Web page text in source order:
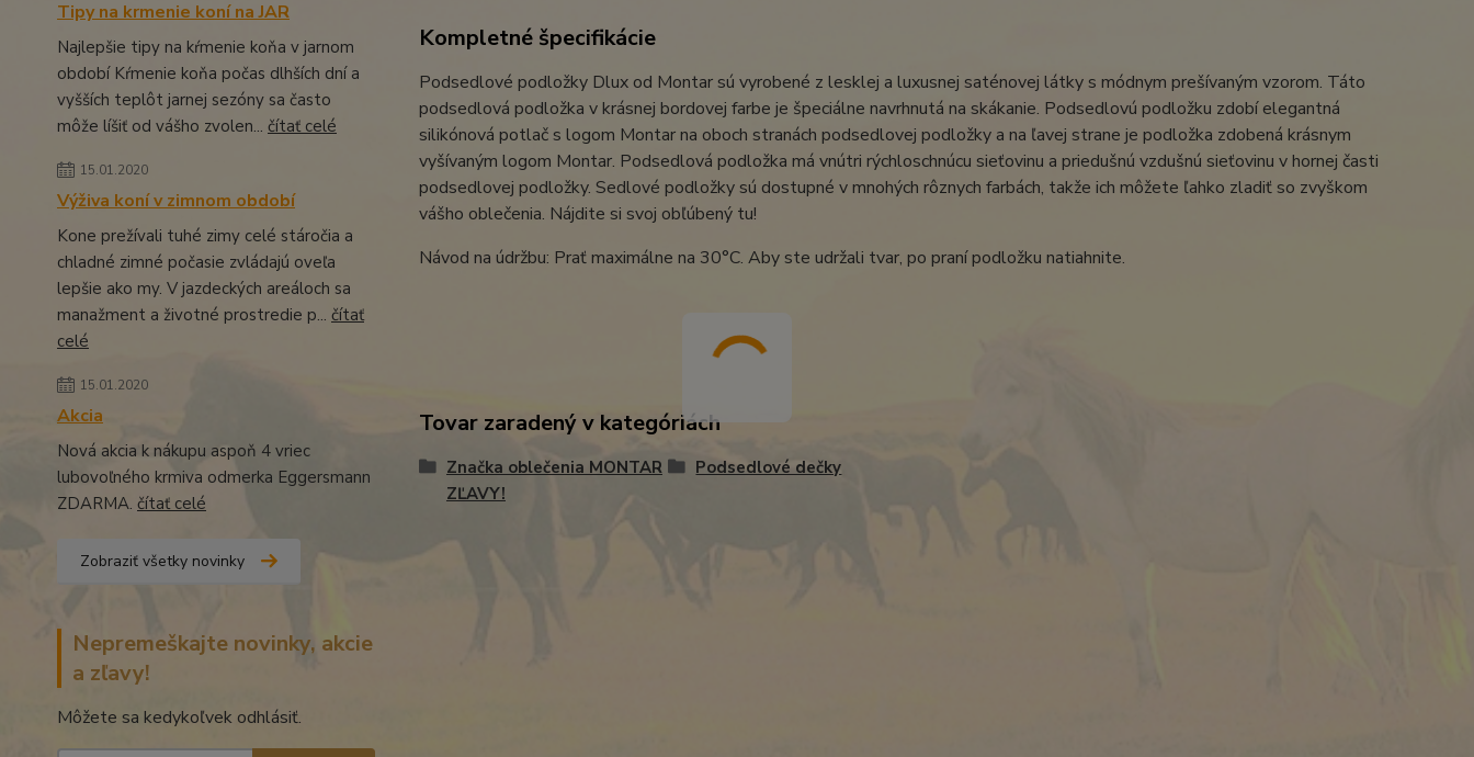
Tipy na krmenie koní na JAR
Najlepšie tipy na kŕmenie koňa v jarnom
období Kŕmenie koňa počas dlhších dní a
vyšších teplôt jarnej sezóny sa často
môže líšiť od vášho zvolen... čítať celé
15.01.2020
Výživa koní v zimnom období
Kone prežívali tuhé zimy celé stáročia a
chladné zimné počasie zvládajú oveľa
lepšie ako my. V jazdeckých areáloch sa
manažment a životné prostredie p... čítať
celé
15.01.2020
Akcia
Nová akcia k nákupu aspoň 4 vriec
lubovoľného krmiva odmerka Eggersmann
ZDARMA. čítať celé
Zobraziť všetky novinky
Nepremeškajte novinky, akcie
a zľavy!
Môžete sa kedykoľvek odhlásiť.
Kompletné špecifikácie
Podsedlové podložky Dlux od Montar sú vyrobené z lesklej a luxusnej saténovej látky s módnym prešívaným vzorom. Táto
podsedlová podložka v krásnej bordovej farbe je špeciálne navrhnutá na skákanie. Podsedlovú podložku zdobí elegantná
silikónová potlač s logom Montar na oboch stranách podsedlovej podložky a na ľavej strane je podložka zdobená krásnym
vyšívaným logom Montar. Podsedlová podložka má vnútri rýchloschnúcu sieťovinu a priedušnú vzdušnú sieťovinu v hornej časti
podsedlovej podložky. Sedlové podložky sú dostupné v mnohých rôznych farbách, takže ich môžete ľahko zladiť so zvyškom
vášho oblečenia. Nájdite si svoj obľúbený tu!
Návod na údržbu: Prať maximálne na 30°C. Aby ste udržali tvar, po praní podložku natiahnite.
Tovar zaradený v kategóriách
Značka oblečenia MONTAR
ZĽAVY!
Podsedlové dečky